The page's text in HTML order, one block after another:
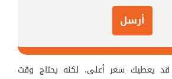
أرسل
قد يعطيك سعر أعلى، لكنه يحتاج وقت